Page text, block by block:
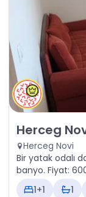
Kiralık - Daire
Herceg
Herceg Novi
Bir yatak odalı
banyo. Fiyat:
1+1
1